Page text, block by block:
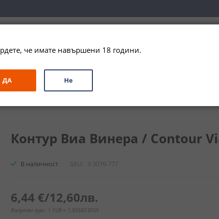
ЗА ПОДАРЪК ПРОМО СПЕЦИАЛНИ ПРЕДЛОЖЕНИЯ
Контур Виа Винера / Contour
В наличност SKU 3-3076-777
6,44 €/12,60лв.
Валутен курс: 1 EUR = 1.95583 BGN
че имате навършени 18 години.
ДА Не